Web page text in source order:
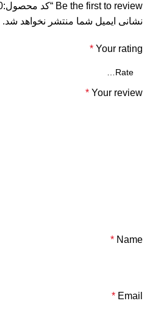
Be the first to review “کد محصول:1140”
نشانی ایمیل شما منتشر نخواهد شد.
Your rating
*
Your review
*
Name
*
Email
*